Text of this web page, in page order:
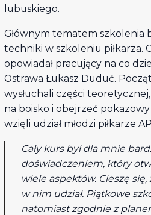
lubuskiego.
Głównym tematem szkolenia
techniki w szkoleniu piłkarza.
opowiadał pracujący na co
Ostrawa Łukasz Duduć.
wysłuchali części
na boisko i obejrzeć
wzięli udział młodzi piłkarze
Cały kurs był dla mnie
doświadczeniem, który
wiele aspektów. Cieszę
w nim udział. Piątkowe
natomiast zgodnie z